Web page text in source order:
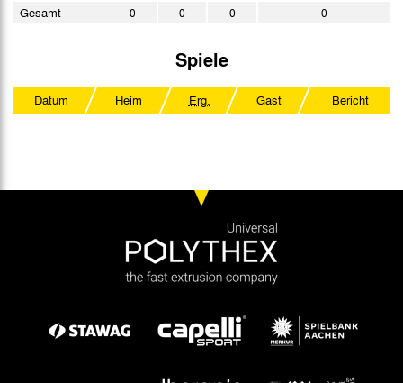
Gesamt 0 0 0 0
Spiele
Datum Heim Erg. Gast Bericht